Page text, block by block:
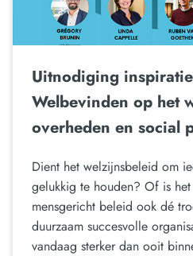
Uitnodiging
Welbevinden op het
overheden en social
Dient het welzijnsbeleid om
gelukkig te houden? Of is
mensgericht beleid ook dé
duurzaam succesvolle
vandaag sterker dan ooit